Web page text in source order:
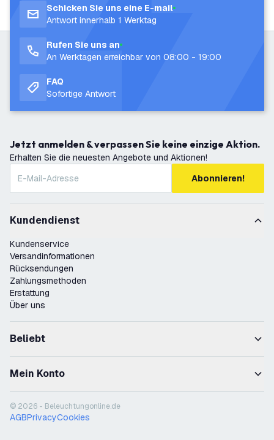
Schicken Sie uns eine E-mail
Antwort innerhalb 1 Werktag
Rufen Sie uns an
An Werktagen erreichbar von 08:00 - 19:00
FAQ
Sofortige Antwort
Jetzt anmelden & verpassen Sie keine einzige Aktion.
Erhalten Sie die neuesten Angebote und Aktionen!
Abonnieren!
Kundendienst
Kundenservice
Versandinformationen
Rücksendungen
Zahlungsmethoden
Erstattung
Über uns
Beliebt
Mein Konto
© 2026 - Beleuchtungonline.de
AGBPrivacyCookies